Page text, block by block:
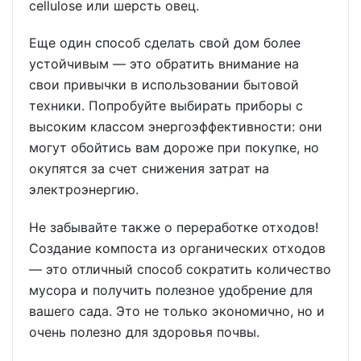
cellulose или шерсть овец.
Еще один способ сделать свой дом более
устойчивым — это обратить внимание на
свои привычки в использовании бытовой
техники. Попробуйте выбирать приборы с
высоким классом энергоэффективности: они
могут обойтись вам дороже при покупке, но
окупятся за счет снижения затрат на
электроэнергию.
Не забывайте также о переработке отходов!
Создание компоста из органических отходов
— это отличный способ сократить количество
мусора и получить полезное удобрение для
вашего сада. Это не только экономично, но и
очень полезно для здоровья почвы.